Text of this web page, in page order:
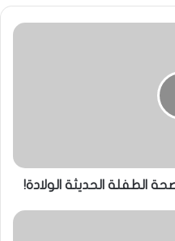
الطفلة الحديثة الولادة!